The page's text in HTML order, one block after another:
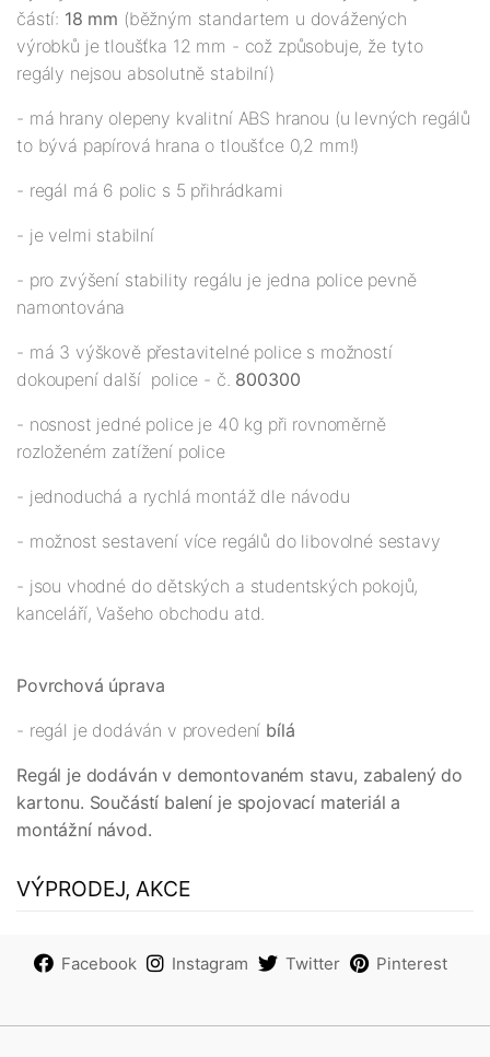
částí: 18 mm (běžným standartem u dovážených
výrobků je tloušťka 12 mm - což způsobuje, že tyto
regály nejsou absolutně stabilní)
- má hrany olepeny kvalitní ABS hranou (u levných regálů
to bývá papírová hrana o tloušťce 0,2 mm!)
- regál má 6 polic s 5 přihrádkami
- je velmi stabilní
- pro zvýšení stability regálu je jedna police pevně
namontována
- má 3 výškově přestavitelné police s možností
dokoupení další police - č. 800300
- nosnost jedné police je 40 kg při rovnoměrně
rozloženém zatížení police
- jednoduchá a rychlá montáž dle návodu
- možnost sestavení více regálů do libovolné sestavy
- jsou vhodné do dětských a studentských pokojů,
kanceláří, Vašeho obchodu atd.
Povrchová úprava
- regál je dodáván v provedení bílá
Regál je dodáván v demontovaném stavu, zabalený do
kartonu. Součástí balení je spojovací materiál a
montážní návod.
VÝPRODEJ, AKCE
Facebook Instagram Twitter Pinterest